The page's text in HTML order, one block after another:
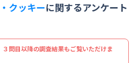
クッキーに関するアンケート
３問目以降の調査結果もご覧いただけま